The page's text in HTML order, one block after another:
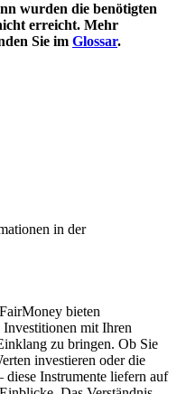
wurden die benötigten
erreicht. Mehr
Sie im Glossar.
in der
bieten
mit Ihren
zu bringen. Ob Sie
investieren oder die
diese Instrumente liefern auf